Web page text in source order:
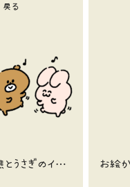
戻る
ダンスする熊とうさぎのイラスト